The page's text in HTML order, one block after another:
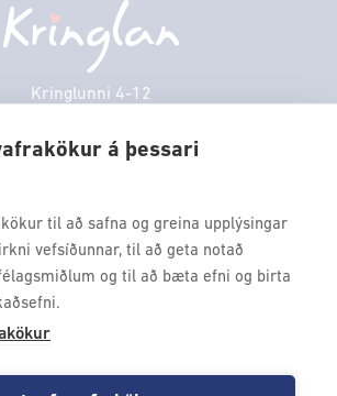
á þessari
til að safna og greina upplýsingar
vefsíðunnar, til að geta notað
og til að bæta efni og birta
Kringlunni 4-12
kringlan@kringlan.is
okkar og sértilboð með því að skrá